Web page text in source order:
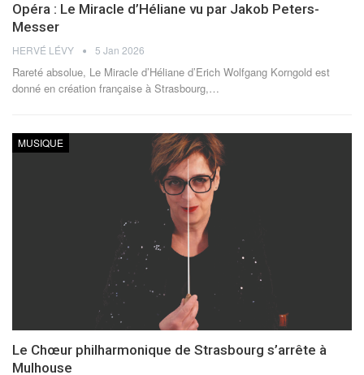
Opéra : Le Miracle d’Héliane vu par Jakob Peters-
Messer
HERVÉ LÉVY 5 Jan 2026
Rareté absolue, Le Miracle d’Héliane d’Erich Wolfgang Korngold est
donné en création française à Strasbourg,…
MUSIQUE
Le Chœur philharmonique de Strasbourg s’arrête à
Mulhouse